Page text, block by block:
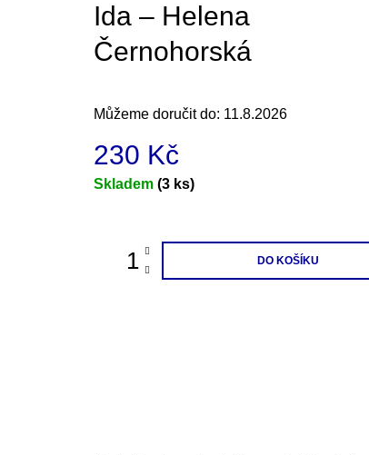
Ida –⁠⁠⁠⁠⁠⁠ Helena
Černohorská
Můžeme doručit do: 11.8.2026
230 Kč
Měrná
Skladem (3 ks)
DO KOŠÍKU
ARTMAT KRABIČKA